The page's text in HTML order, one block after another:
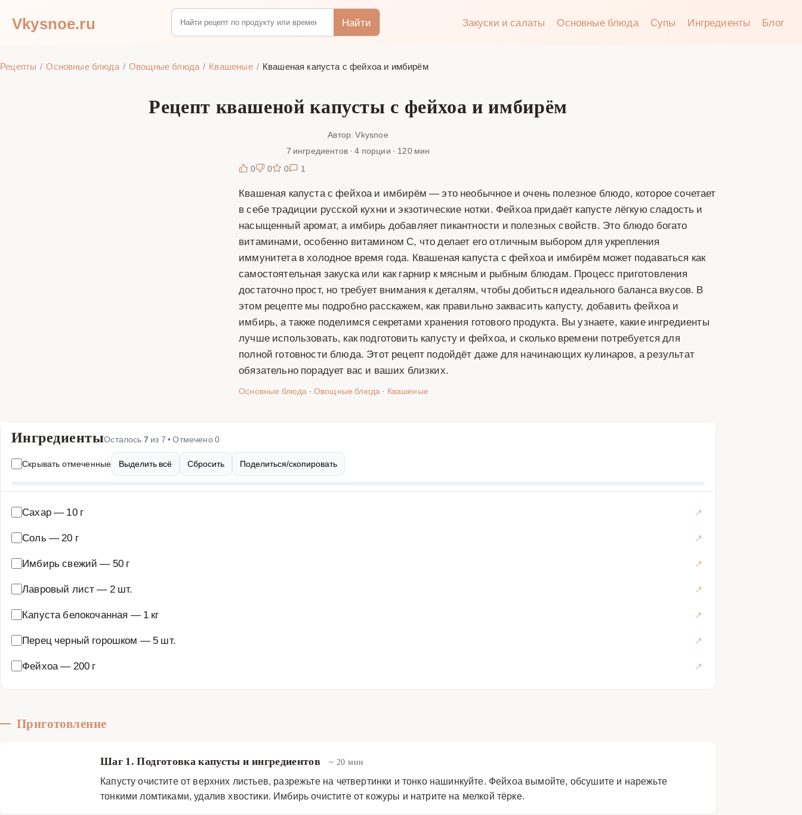
Vkysnoe.ru Найти Закуски и салаты Основные блюда Супы Ингредиенты Блог
Рецепты Основные блюда Овощные блюда Квашеные Квашеная капуста с фейхоа и имбирём
Рецепт квашеной капусты с фейхоа и имбирём
Автор: Vkysnoe
7 ингредиентов · 4 порции · 120 мин
0
0 0 1
Квашеная капуста с фейхоа и имбирём — это необычное и очень полезное блюдо, которое сочетает
в себе традиции русской кухни и экзотические нотки. Фейхоа придаёт капусте лёгкую сладость и
насыщенный аромат, а имбирь добавляет пикантности и полезных свойств. Это блюдо богато
витаминами, особенно витамином C, что делает его отличным выбором для укрепления
иммунитета в холодное время года. Квашеная капуста с фейхоа и имбирём может подаваться как
самостоятельная закуска или как гарнир к мясным и рыбным блюдам. Процесс приготовления
достаточно прост, но требует внимания к деталям, чтобы добиться идеального баланса вкусов. В
этом рецепте мы подробно расскажем, как правильно заквасить капусту, добавить фейхоа и
имбирь, а также поделимся секретами хранения готового продукта. Вы узнаете, какие ингредиенты
лучше использовать, как подготовить капусту и фейхоа, и сколько времени потребуется для
полной готовности блюда. Этот рецепт подойдёт даже для начинающих кулинаров, а результат
обязательно порадует вас и ваших близких.
Основные блюда · Овощные блюда · Квашеные
ИнгредиентыОсталось 7из 7 • Отмечено0
Скрывать отмеченные Выделить всё Сбросить Поделиться/скопировать
Сахар— 10 г
Соль — 20 г
Имбирь свежий — 50 г
Лавровый лист— 2 шт.
Капуста белокочанная — 1 кг
Перец черный горошком — 5 шт.
Фейхоа— 200 г
Приготовление
Шаг 1. Подготовка капусты и ингредиентов ~ 20 мин
Капусту очистите от верхних листьев, разрежьте на четвертинки и тонко нашинкуйте. Фейхоа вымойте, обсушите и нарежьте
тонкими ломтиками, удалив хвостики. Имбирь очистите от кожуры и натрите на мелкой тёрке.